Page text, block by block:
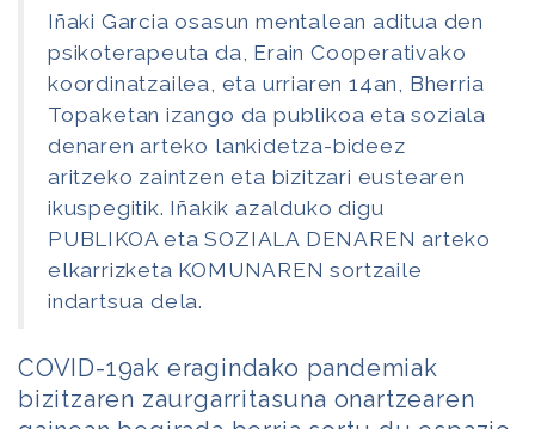
Iñaki Garcia osasun mentalean aditua den
psikoterapeuta da, Erain Cooperativako
koordinatzailea, eta urriaren 14an, Bherria
Topaketan izango da publikoa eta soziala
denaren arteko lankidetza-bideez
aritzeko zaintzen eta bizitzari eustearen
ikuspegitik. Iñakik azalduko digu
PUBLIKOA eta SOZIALA DENAREN arteko
elkarrizketa KOMUNAREN sortzaile
indartsua dela.
COVID-19ak eragindako pandemiak
bizitzaren zaurgarritasuna onartzearen